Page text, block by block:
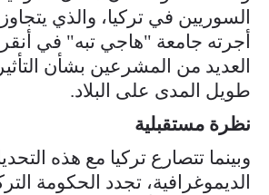
أجرته جامعة "هاجي تبه" في
العديد من المشرعين بشأن
طويل المدى على البلاد.
نظرة مستقبلية
وبينما تتصارع تركيا مع هذه
الديموغرافية، تجدد الحكومة